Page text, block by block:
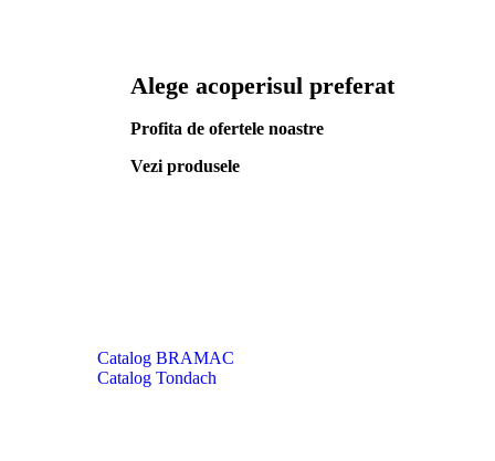
Alege acoperisul preferat
Profita de ofertele noastre
Vezi produsele
Catalog BRAMAC
Catalog Tondach